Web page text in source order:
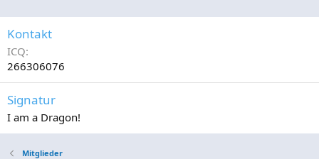
Kontakt
ICQ
266306076
Signatur
I am a Dragon!
Mitglieder